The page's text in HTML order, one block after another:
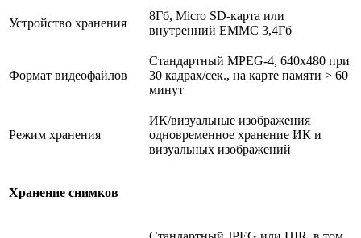
Устройство хранения
8Гб, Micro SD-карта или
внутренний ЕММС 3,4Гб
Формат видеофайлов
Стандартный MPEG-4, 640x480 при
30 кадрах/сек., на карте памяти > 60
минут
Режим хранения
ИК/визуальные изображения
одновременное хранение ИК и
визуальных изображений
Хранение снимков